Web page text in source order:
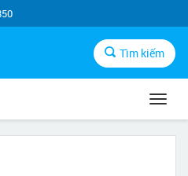
Tìm kiếm